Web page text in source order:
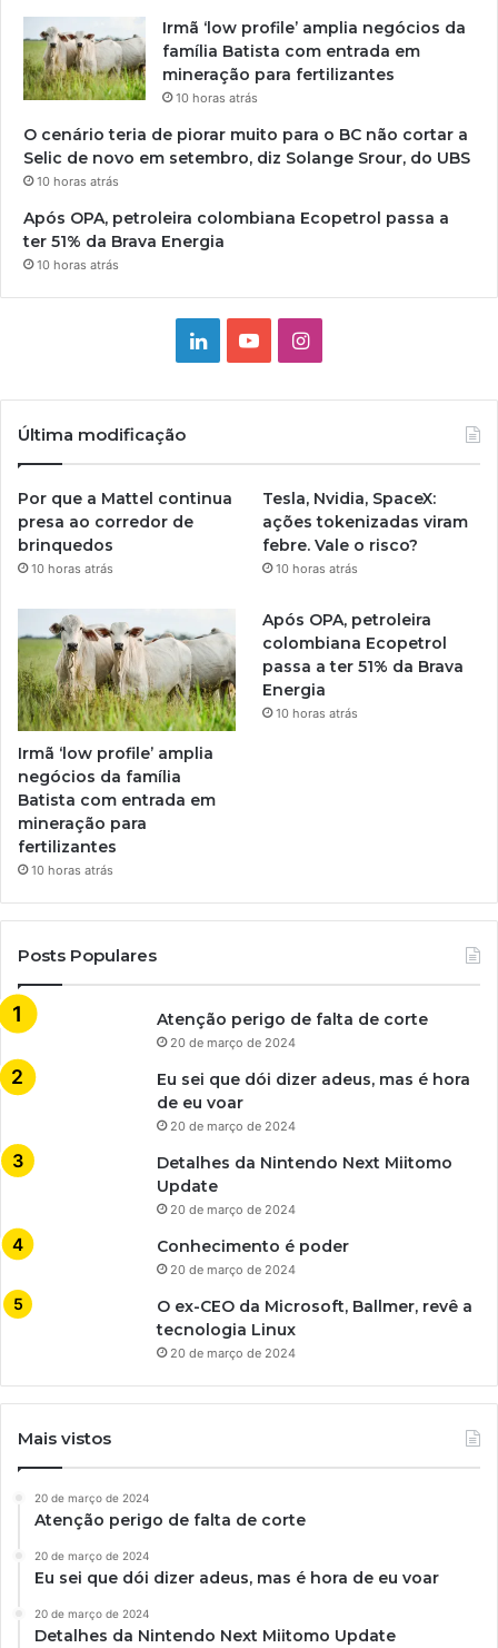
Irmã ‘low profile’ amplia negócios da
família Batista com entrada em
mineração para fertilizantes
10 horas atrás
O cenário teria de piorar muito para o BC não cortar a
Selic de novo em setembro, diz Solange Srour, do UBS
10 horas atrás
Após OPA, petroleira colombiana Ecopetrol passa a
ter 51% da Brava Energia
10 horas atrás
LinkedinYouTubeInstagram
Última modificação
Por que a Mattel continua
presa ao corredor de
brinquedos
10 horas atrás
Tesla, Nvidia, SpaceX:
ações tokenizadas viram
febre. Vale o risco?
10 horas atrás
Irmã ‘low profile’ amplia
negócios da família
Batista com entrada em
mineração para
fertilizantes
10 horas atrás
Após OPA, petroleira
colombiana Ecopetrol
passa a ter 51% da Brava
Energia
10 horas atrás
Posts Populares
Atenção perigo de falta de corte
20 de março de 2024
Eu sei que dói dizer adeus, mas é hora
de eu voar
20 de março de 2024
Detalhes da Nintendo Next Miitomo
Update
20 de março de 2024
Conhecimento é poder
20 de março de 2024
O ex-CEO da Microsoft, Ballmer, revê a
tecnologia Linux
20 de março de 2024
Mais vistos
20 de março de 2024
Atenção perigo de falta de corte
20 de março de 2024
Eu sei que dói dizer adeus, mas é hora de eu voar
20 de março de 2024
Detalhes da Nintendo Next Miitomo Update